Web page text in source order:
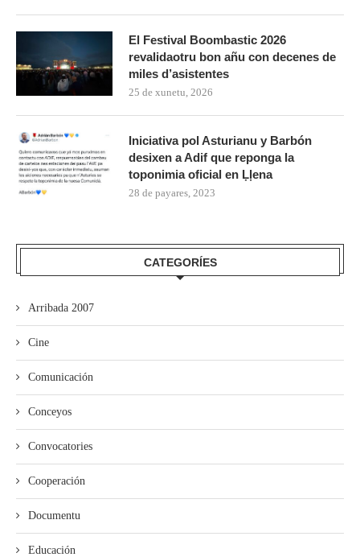
El Festival Boombastic 2026
revalidaotru bon añu con decenes de
miles d’asistentes
25 de xunetu, 2026
Iniciativa pol Asturianu y Barbón
desixen a Adif que reponga la
toponimia oficial en Ḷḷena
28 de payares, 2023
CATEGORÍES
Arribada 2007
Cine
Comunicación
Conceyos
Convocatories
Cooperación
Documentu
Educación